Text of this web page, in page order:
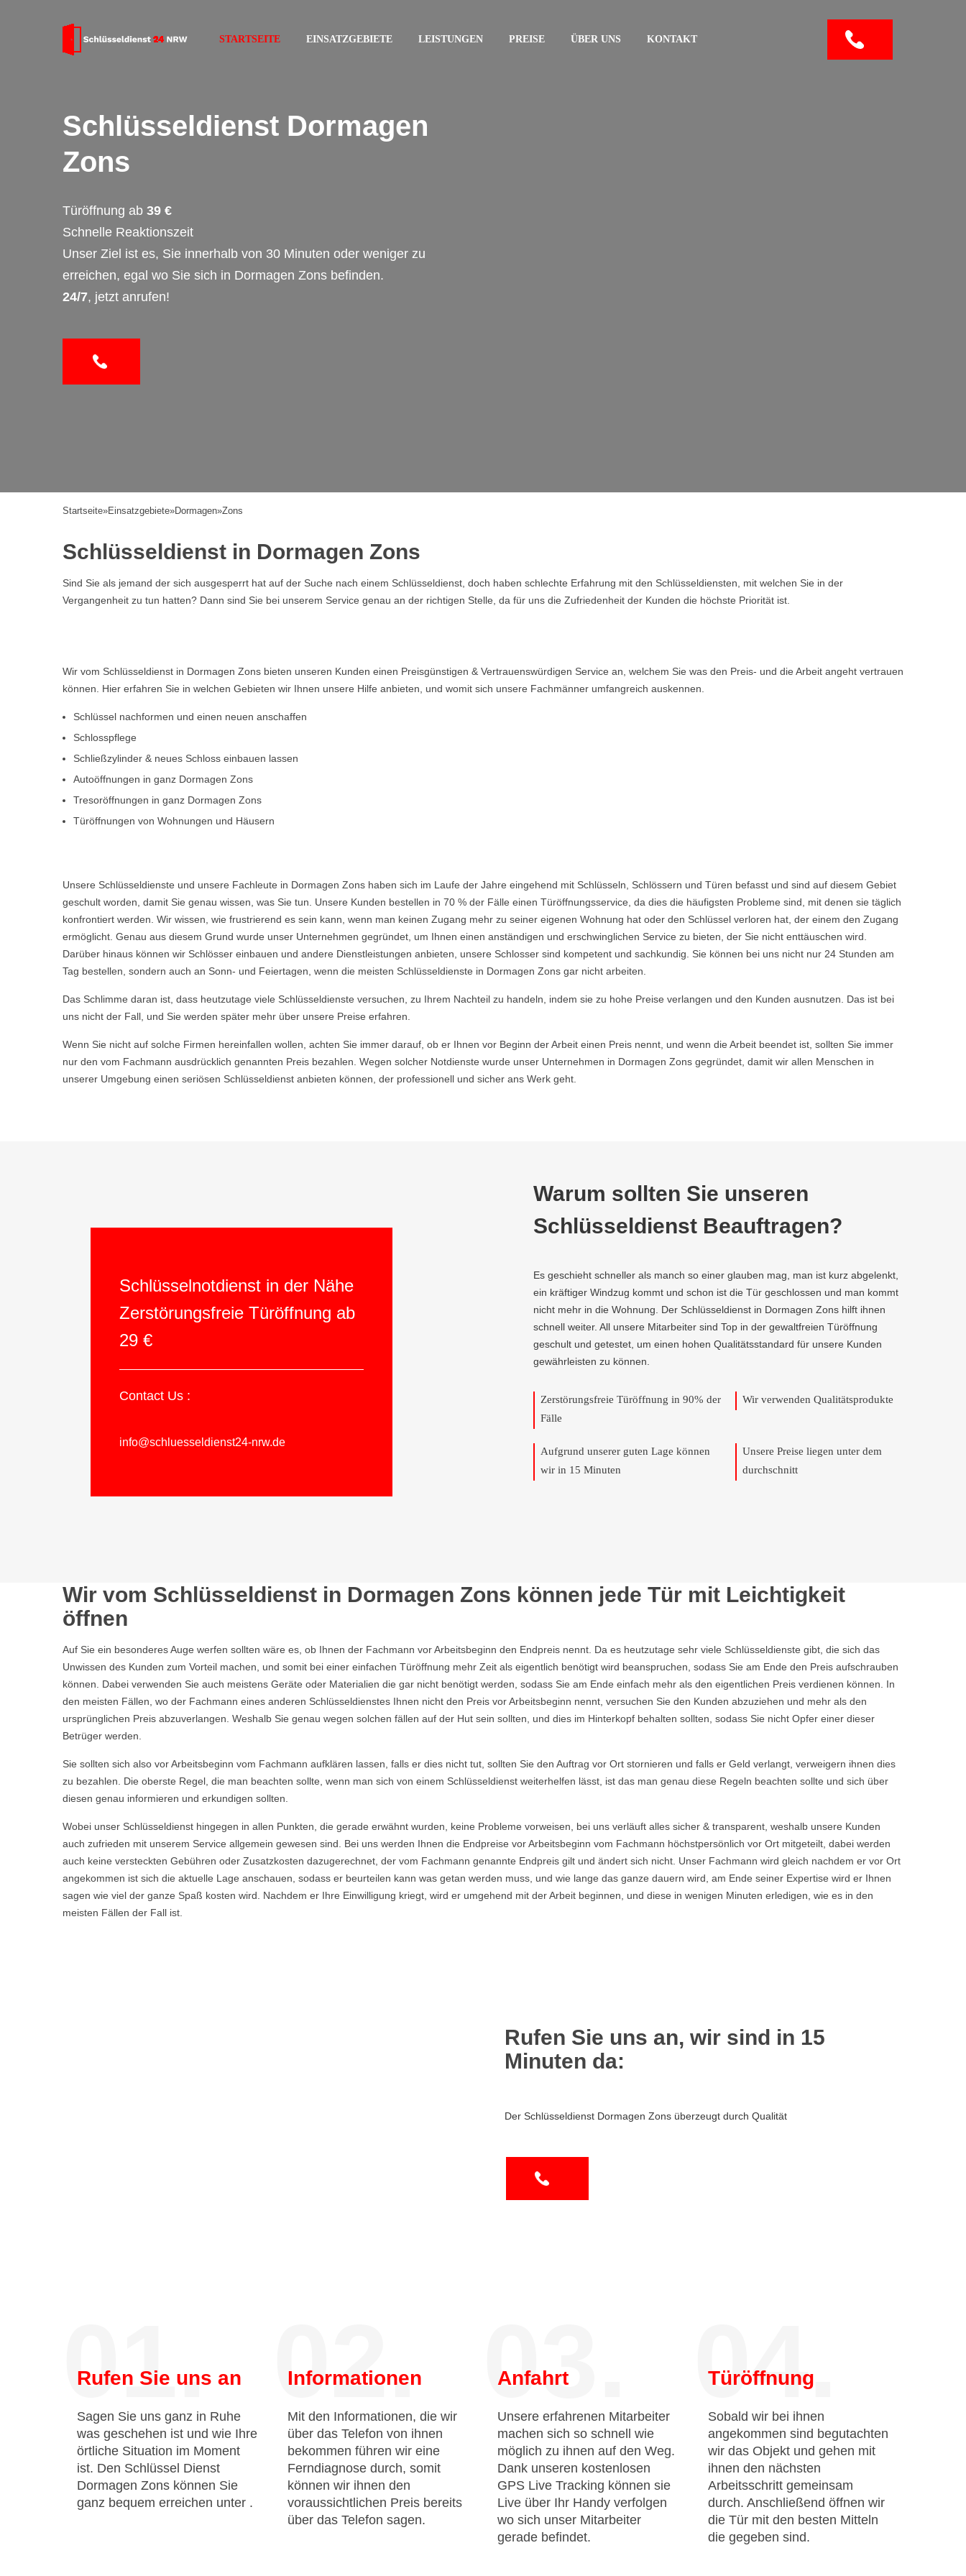
STARTSEITE EINSATZGEBIETE LEISTUNGEN PREISE ÜBER UNS KONTAKT
Schlüsseldienst Dormagen
Zons
Türöffnung ab 39 €
Schnelle Reaktionszeit
Unser Ziel ist es, Sie innerhalb von 30 Minuten oder weniger zu
erreichen, egal wo Sie sich in Dormagen Zons befinden.
24/7, jetzt anrufen!
Startseite»Einsatzgebiete»Dormagen»Zons
Schlüsseldienst in Dormagen Zons
Sind Sie als jemand der sich ausgesperrt hat auf der Suche nach einem Schlüsseldienst, doch haben schlechte Erfahrung mit den Schlüsseldiensten, mit welchen Sie in der
Vergangenheit zu tun hatten? Dann sind Sie bei unserem Service genau an der richtigen Stelle, da für uns die Zufriedenheit der Kunden die höchste Priorität ist.
Wir vom Schlüsseldienst in Dormagen Zons bieten unseren Kunden einen Preisgünstigen & Vertrauenswürdigen Service an, welchem Sie was den Preis- und die Arbeit angeht vertrauen
können. Hier erfahren Sie in welchen Gebieten wir Ihnen unsere Hilfe anbieten, und womit sich unsere Fachmänner umfangreich auskennen.
Schlüssel nachformen und einen neuen anschaffen
Schlosspflege
Schließzylinder & neues Schloss einbauen lassen
Autoöffnungen in ganz Dormagen Zons
Tresoröffnungen in ganz Dormagen Zons
Türöffnungen von Wohnungen und Häusern
Unsere Schlüsseldienste und unsere Fachleute in Dormagen Zons haben sich im Laufe der Jahre eingehend mit Schlüsseln, Schlössern und Türen befasst und sind auf diesem Gebiet
geschult worden, damit Sie genau wissen, was Sie tun. Unsere Kunden bestellen in 70 % der Fälle einen Türöffnungsservice, da dies die häufigsten Probleme sind, mit denen sie täglich
konfrontiert werden. Wir wissen, wie frustrierend es sein kann, wenn man keinen Zugang mehr zu seiner eigenen Wohnung hat oder den Schlüssel verloren hat, der einem den Zugang
ermöglicht. Genau aus diesem Grund wurde unser Unternehmen gegründet, um Ihnen einen anständigen und erschwinglichen Service zu bieten, der Sie nicht enttäuschen wird.
Darüber hinaus können wir Schlösser einbauen und andere Dienstleistungen anbieten, unsere Schlosser sind kompetent und sachkundig. Sie können bei uns nicht nur 24 Stunden am
Tag bestellen, sondern auch an Sonn- und Feiertagen, wenn die meisten Schlüsseldienste in Dormagen Zons gar nicht arbeiten.
Das Schlimme daran ist, dass heutzutage viele Schlüsseldienste versuchen, zu Ihrem Nachteil zu handeln, indem sie zu hohe Preise verlangen und den Kunden ausnutzen. Das ist bei
uns nicht der Fall, und Sie werden später mehr über unsere Preise erfahren.
Wenn Sie nicht auf solche Firmen hereinfallen wollen, achten Sie immer darauf, ob er Ihnen vor Beginn der Arbeit einen Preis nennt, und wenn die Arbeit beendet ist, sollten Sie immer
nur den vom Fachmann ausdrücklich genannten Preis bezahlen. Wegen solcher Notdienste wurde unser Unternehmen in Dormagen Zons gegründet, damit wir allen Menschen in
unserer Umgebung einen seriösen Schlüsseldienst anbieten können, der professionell und sicher ans Werk geht.
Schlüsselnotdienst in der Nähe
Zerstörungsfreie Türöffnung ab
29 €
Contact Us :
info@schluesseldienst24-nrw.de
Warum sollten Sie unseren
Schlüsseldienst Beauftragen?
Es geschieht schneller als manch so einer glauben mag, man ist kurz abgelenkt,
ein kräftiger Windzug kommt und schon ist die Tür geschlossen und man kommt
nicht mehr in die Wohnung. Der Schlüsseldienst in Dormagen Zons hilft ihnen
schnell weiter. All unsere Mitarbeiter sind Top in der gewaltfreien Türöffnung
geschult und getestet, um einen hohen Qualitätsstandard für unsere Kunden
gewährleisten zu können.
Zerstörungsfreie Türöffnung in 90% der
Fälle
Wir verwenden Qualitätsprodukte
Aufgrund unserer guten Lage können
wir in 15 Minuten
Unsere Preise liegen unter dem
durchschnitt
Wir vom Schlüsseldienst in Dormagen Zons können jede Tür mit Leichtigkeit
öffnen
Auf Sie ein besonderes Auge werfen sollten wäre es, ob Ihnen der Fachmann vor Arbeitsbeginn den Endpreis nennt. Da es heutzutage sehr viele Schlüsseldienste gibt, die sich das
Unwissen des Kunden zum Vorteil machen, und somit bei einer einfachen Türöffnung mehr Zeit als eigentlich benötigt wird beanspruchen, sodass Sie am Ende den Preis aufschrauben
können. Dabei verwenden Sie auch meistens Geräte oder Materialien die gar nicht benötigt werden, sodass Sie am Ende einfach mehr als den eigentlichen Preis verdienen können. In
den meisten Fällen, wo der Fachmann eines anderen Schlüsseldienstes Ihnen nicht den Preis vor Arbeitsbeginn nennt, versuchen Sie den Kunden abzuziehen und mehr als den
ursprünglichen Preis abzuverlangen. Weshalb Sie genau wegen solchen fällen auf der Hut sein sollten, und dies im Hinterkopf behalten sollten, sodass Sie nicht Opfer einer dieser
Betrüger werden.
Sie sollten sich also vor Arbeitsbeginn vom Fachmann aufklären lassen, falls er dies nicht tut, sollten Sie den Auftrag vor Ort stornieren und falls er Geld verlangt, verweigern ihnen dies
zu bezahlen. Die oberste Regel, die man beachten sollte, wenn man sich von einem Schlüsseldienst weiterhelfen lässt, ist das man genau diese Regeln beachten sollte und sich über
diesen genau informieren und erkundigen sollten.
Wobei unser Schlüsseldienst hingegen in allen Punkten, die gerade erwähnt wurden, keine Probleme vorweisen, bei uns verläuft alles sicher & transparent, weshalb unsere Kunden
auch zufrieden mit unserem Service allgemein gewesen sind. Bei uns werden Ihnen die Endpreise vor Arbeitsbeginn vom Fachmann höchstpersönlich vor Ort mitgeteilt, dabei werden
auch keine versteckten Gebühren oder Zusatzkosten dazugerechnet, der vom Fachmann genannte Endpreis gilt und ändert sich nicht. Unser Fachmann wird gleich nachdem er vor Ort
angekommen ist sich die aktuelle Lage anschauen, sodass er beurteilen kann was getan werden muss, und wie lange das ganze dauern wird, am Ende seiner Expertise wird er Ihnen
sagen wie viel der ganze Spaß kosten wird. Nachdem er Ihre Einwilligung kriegt, wird er umgehend mit der Arbeit beginnen, und diese in wenigen Minuten erledigen, wie es in den
meisten Fällen der Fall ist.
Rufen Sie uns an, wir sind in 15
Minuten da:
Der Schlüsseldienst Dormagen Zons überzeugt durch Qualität
01.
Rufen Sie uns an
Sagen Sie uns ganz in Ruhe
was geschehen ist und wie Ihre
örtliche Situation im Moment
ist. Den Schlüssel Dienst
Dormagen Zons können Sie
ganz bequem erreichen unter .
02.
Informationen
Mit den Informationen, die wir
über das Telefon von ihnen
bekommen führen wir eine
Ferndiagnose durch, somit
können wir ihnen den
voraussichtlichen Preis bereits
über das Telefon sagen.
03.
Anfahrt
Unsere erfahrenen Mitarbeiter
machen sich so schnell wie
möglich zu ihnen auf den Weg.
Dank unseren kostenlosen
GPS Live Tracking können sie
Live über Ihr Handy verfolgen
wo sich unser Mitarbeiter
gerade befindet.
04.
Türöffnung
Sobald wir bei ihnen
angekommen sind begutachten
wir das Objekt und gehen mit
ihnen den nächsten
Arbeitsschritt gemeinsam
durch. Anschließend öffnen wir
die Tür mit den besten Mitteln
die gegeben sind.